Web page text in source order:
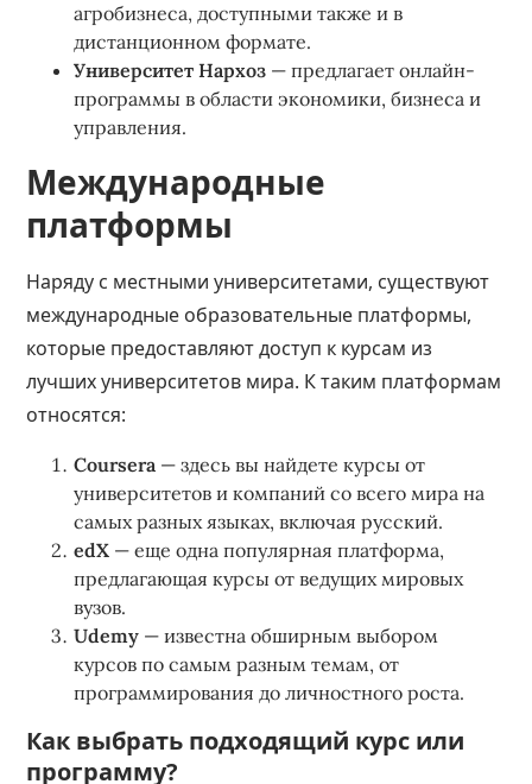
агробизнеса, доступными также и в
дистанционном формате.
Университет Нархоз — предлагает онлайн-
программы в области экономики, бизнеса и
управления.
Международные
платформы
Наряду с местными университетами, существуют
международные образовательные платформы,
которые предоставляют доступ к курсам из
лучших университетов мира. К таким платформам
относятся:
Coursera — здесь вы найдете курсы от
университетов и компаний со всего мира на
самых разных языках, включая русский.
edX — еще одна популярная платформа,
предлагающая курсы от ведущих мировых
вузов.
Udemy — известна обширным выбором
курсов по самым разным темам, от
программирования до личностного роста.
Как выбрать подходящий курс или
программу?